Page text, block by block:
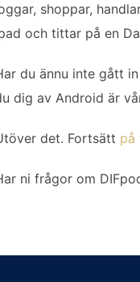
shoppar,
och tittar på en
du ännu inte gått
dig av Android är
det. Fortsätt på
ni frågor om